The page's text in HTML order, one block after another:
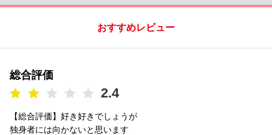
おすすめレビュー
総合評価
2.4
【総合評価】好き好きでしょうが
独身者には向かないと思います